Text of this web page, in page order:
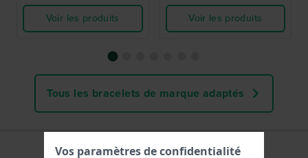
Voir les produits
Voir les produits
Tous les bracelets de marque adaptés
Vos paramètres de confidentialité